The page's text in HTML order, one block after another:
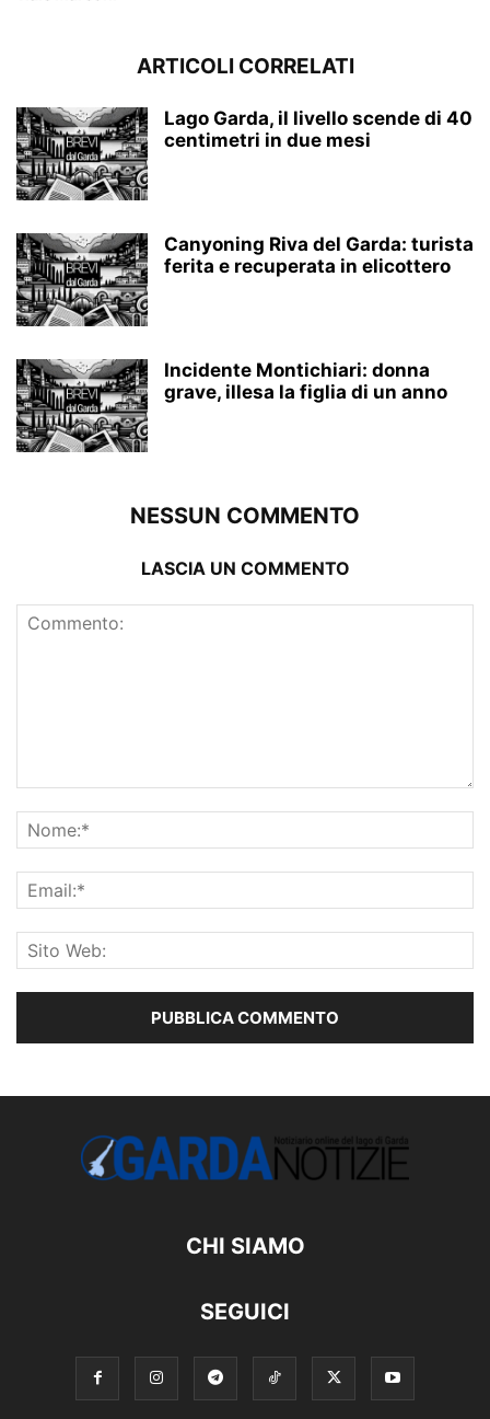
ARTICOLI CORRELATI
Lago Garda, il livello scende di 40
centimetri in due mesi
Canyoning Riva del Garda: turista
ferita e recuperata in elicottero
Incidente Montichiari: donna
grave, illesa la figlia di un anno
NESSUN COMMENTO
LASCIA UN COMMENTO
CHI SIAMO
SEGUICI